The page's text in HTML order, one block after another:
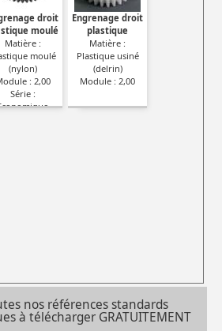
droit
moulé
Matière :
moulé
(nylon)
: 2,00
Série :
Engrenage droit
plastique
Matière :
Plastique usiné
(delrin)
Module : 2,00
nos références standards
à télécharger GRATUITEMENT